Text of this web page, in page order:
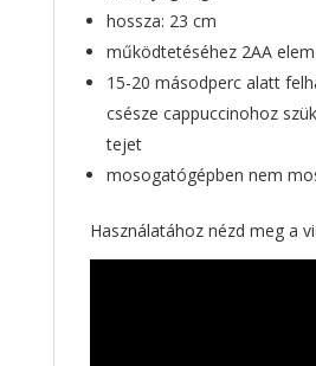
hossza: 23 cm
működtetéséhez 2AA
15-20 másodperc alatt
csésze cappuccinohoz
tejet
mosogatógépben nem
Használatához nézd meg a